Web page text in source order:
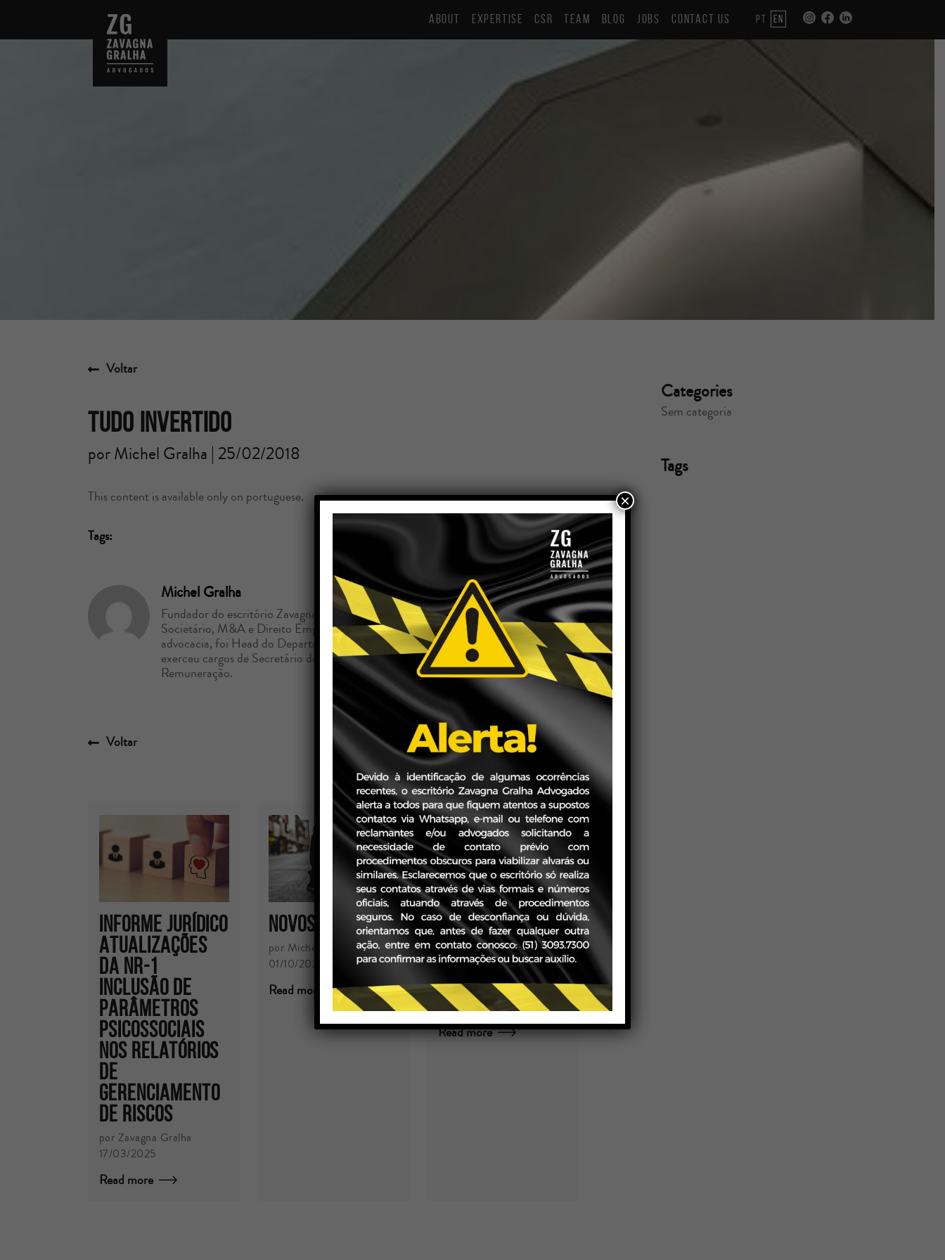
ABOUT EXPERTISE CSR TEAM BLOG JOBS CONTACT US PT EN
Voltar
Tudo invertido
por Michel Gralha | 25/02/2018
This content is available only on portuguese.
Tags:
Michel Gralha
Fundador do escritório Zavagna Gralha Advogados, é especialista nas áreas de Direito
Societário, M&A e Direito Empresarial. Após oito anos de atuação em escritórios de
advocacia, foi Head do Departamento Jurídico na Lojas Renner, onde também
exerceu cargos de Secretário do Conselho de Administração e do Comitê de
Remuneração.
Voltar
INFORME JURÍDICO
Atualizações
da NR-1
Inclusão de
parâmetros
psicossociais
nos relatórios
de
gerenciamento
de riscos
por Zavagna Gralha
17/03/2025
Read more
Novos Desafios
por Michel Gralha
01/10/2020
Read more
APP EM ÁREA
URBANA
CONSOLIDADA
por Equipe Imobiliário
25/01/2022
Read more
Categories
Sem categoria
Tags
×